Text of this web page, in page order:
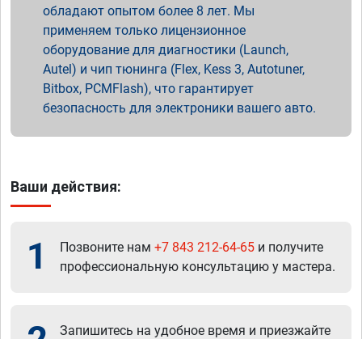
обладают опытом более 8 лет. Мы
применяем только лицензионное
оборудование для диагностики (Launch,
Autel) и чип тюнинга (Flex, Kess 3, Autotuner,
Bitbox, PCMFlash), что гарантирует
безопасность для электроники вашего авто.
Ваши действия:
1 Позвоните нам +7 843 212-64-65 и получите
профессиональную консультацию у мастера.
Запишитесь на удобное время и приезжайте